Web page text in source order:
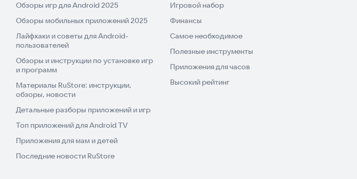
Обзоры игр для Android 2025
Обзоры мобильных приложений 2025
Лайфхаки и советы для Android-
пользователей
Обзоры и инструкции по установке игр
и программ
Материалы RuStore: инструкции,
обзоры, новости
Детальные разборы приложений и игр
Топ приложений для Android TV
Приложения для мам и детей
Последние новости RuStore
Игровой набор
Финансы
Самое необходимое
Полезные инструменты
Приложения для часов
Высокий рейтинг